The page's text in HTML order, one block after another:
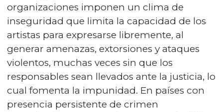
organizaciones imponen un clima de
inseguridad que limita la capacidad de los
artistas para expresarse libremente, al
generar amenazas, extorsiones y ataques
violentos, muchas veces sin que los
responsables sean llevados ante la justicia, lo
cual fomenta la impunidad. En países con
presencia persistente de crimen